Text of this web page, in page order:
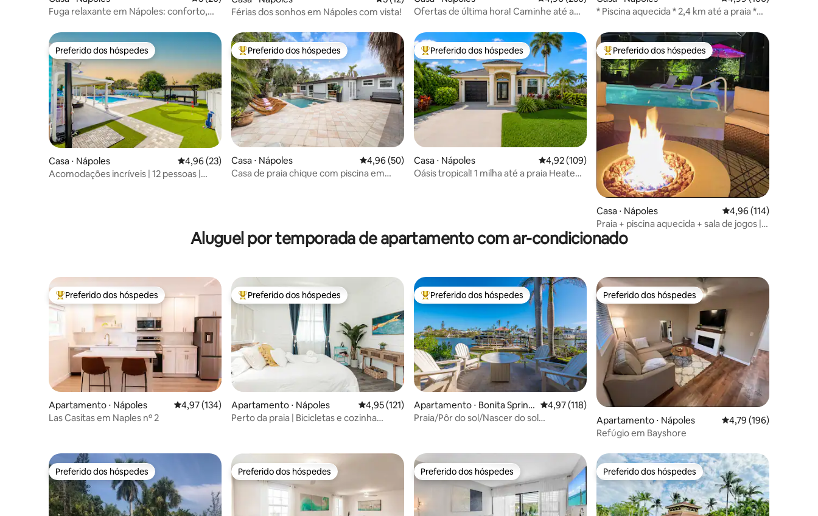
Fuga relaxante em Nápoles: conforto,
Férias dos sonhos em Nápoles com vista!
Ofertas de última hora! Caminhe até a
* Piscina aquecida * 2,4 km até a praia *
Preferido dos hóspedes
Preferido dos hóspedes
Casa ⋅ Nápoles 4,96 de uma avaliação média de 5, 23 avaliações
4,96 (23)
Acomodações incríveis | 12 pessoas |
Entre os melhores preferidos dos hóspedes
Preferido dos hóspedes
Casa ⋅ Nápoles 4,96 de uma avaliação média de 5, 50 avaliações
4,96 (50)
Casa de praia chique com piscina em
Entre os melhores preferidos dos hóspedes
Preferido dos hóspedes
Casa ⋅ Nápoles 4,92 de uma avaliação média de 5, 109 avaliações
4,92 (109)
Oásis tropical! 1 milha até a praia Heated
Entre os melhores preferidos dos hóspedes
Preferido dos hóspedes
Casa ⋅ Nápoles 4,96 de uma avaliação
4,96 (114)
Praia + piscina aquecida + sala de jogos | 2
camas king size, 2 suítes
Aluguel por temporada de apartamento com ar-condicionado
Entre os melhores preferidos dos hóspedes
Preferido dos hóspedes
Apartamento ⋅ Nápoles 4,97 de uma avaliação média de 5, 134 avaliações
4,97 (134)
Las Casitas em Naples nº 2
Entre os melhores preferidos dos hóspedes
Preferido dos hóspedes
Apartamento ⋅ Nápoles 4,95 de uma avaliação média de 5, 121 avaliações
4,95 (121)
Perto da praia | Bicicletas e cozinha
Entre os melhores preferidos dos hóspedes
Preferido dos hóspedes
Apartamento ⋅ Bonita Spring
s
4,97 de uma avaliação média de 5, 118 avaliações
4,97 (118)
Praia/Pôr do sol/Nascer do sol
Preferido dos hóspedes
Preferido dos hóspedes
Apartamento ⋅ Nápoles 4,79 de uma avaliação
4,79 (196)
Refúgio em Bayshore
Preferido dos hóspedes
Preferido dos hóspedes Preferido dos hóspedes
Preferido dos hóspedes Preferido dos hóspedes
Preferido dos hóspedes Preferido dos hóspedes
Preferido dos hóspedes